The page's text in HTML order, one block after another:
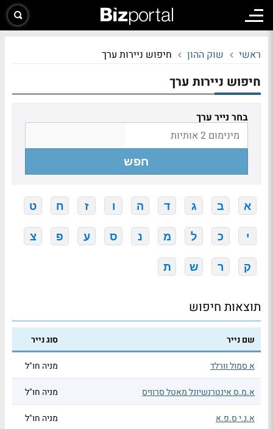
ראשי שוק ההון חיפוש ניירות ערך
חיפוש ניירות ערך
בחר נייר ערך
חפש
א ב ג ד ה ו ז ח ט
י כ ל מ נ ס ע פ צ
ק ר ש ת
תוצאות חיפוש
שם נייר סוג נייר
א סמול וורלד מניה חו"ל
א.מ.ס אינטרנשיונל מאטל סרוויס מניה חו"ל
א.נ.י ס.פ.א מניה חו"ל